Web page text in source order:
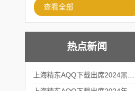
查看全部
热点新闻